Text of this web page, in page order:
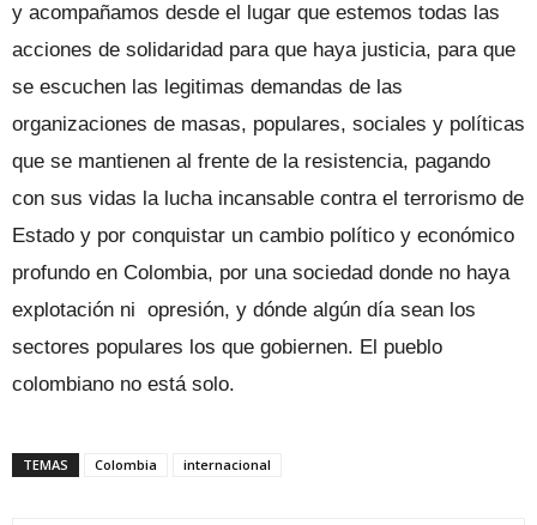
y acompañamos desde el lugar que estemos todas las
acciones de solidaridad para que haya justicia, para que
se escuchen las legitimas demandas de las
organizaciones de masas, populares, sociales y políticas
que se mantienen al frente de la resistencia, pagando
con sus vidas la lucha incansable contra el terrorismo de
Estado y por conquistar un cambio político y económico
profundo en Colombia, por una sociedad donde no haya
explotación ni opresión, y dónde algún día sean los
sectores populares los que gobiernen. El pueblo
colombiano no está solo.
TEMAS Colombia internacional